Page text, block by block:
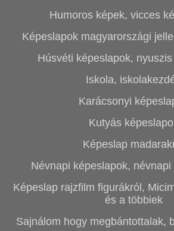
Humoros képek, vicces
Képeslapok magyarországi
Húsvéti képeslapok,
Iskola,
Karácsonyi
Kutyás
Képeslap
Névnapi képeslapok,
Képeslap rajzfilm figurákról,
és a többiek
Sajnálom hogy megbántottalak,